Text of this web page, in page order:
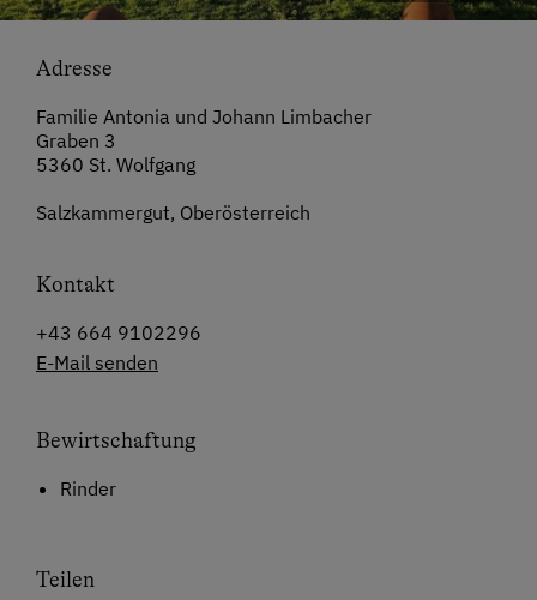
Adresse
Familie Antonia und Johann Limbacher
Graben 3
5360 St. Wolfgang
Salzkammergut, Oberösterreich
Kontakt
+43 664 9102296
E-Mail senden
Bewirtschaftung
Rinder
Teilen